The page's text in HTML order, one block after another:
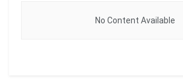
No Content Available